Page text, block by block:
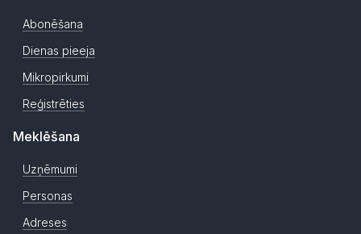
Abonēšana
Dienas pieeja
Mikropirkumi
Reģistrēties
Meklēšana
Uzņēmumi
Personas
Adreses